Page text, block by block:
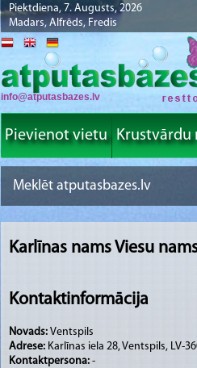
Piektdiena, 7. Augusts, 2026
Madars, Alfrēds, Fredis
info@atputasbazes.lv
Pievienot vietu Krustvārdu
Karlīnas nams Viesu
Kontaktinformācija
Novads: Ventspils
Adrese: Karlīnas iela 28, Ventspils, LV-
Kontaktpersona: -